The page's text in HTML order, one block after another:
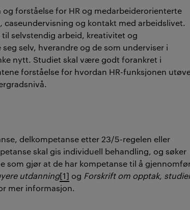
forståelse for HR og medarbeiderorienterte
og kontakt med arbeidslivet.
selvstendig arbeid, kreativitet og
selv, hverandre og de som underviser i
nytt. Studiet skal være godt forankret i
forståelse for hvordan HR-funksjonen
delkompetanse etter 23/5-regelen eller
skal gis individuell behandling, og søker
som gjør at de har kompetanse til å
utdanning[1] og Forskrift om opptak,
mer informasjon.